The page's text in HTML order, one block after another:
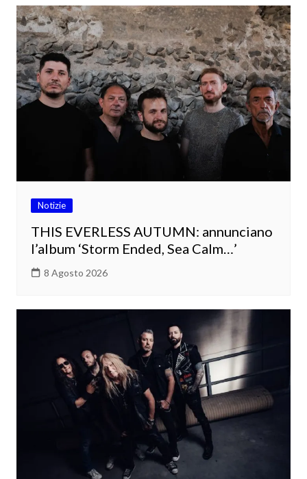
Notizie
THIS EVERLESS AUTUMN: annunciano
l’album ‘Storm Ended, Sea Calm…’
8 Agosto 2026